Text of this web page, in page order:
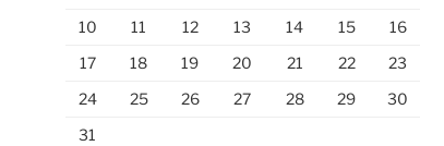
10
11 12 13 14 15
16
17
18 19 20 21 22
23
24
25 26 27 28 29
30
31